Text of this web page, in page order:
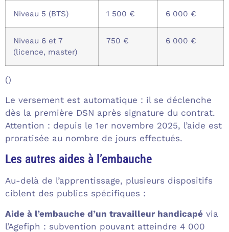
Niveau 5 (BTS) 1 500 € 6 000 €
Niveau 6 et 7
(licence, master)
750 € 6 000 €
()
Le versement est automatique : il se déclenche
dès la première DSN après signature du contrat.
Attention : depuis le 1er novembre 2025, l’aide est
proratisée au nombre de jours effectués.
Les autres aides à l’embauche
Au-delà de l’apprentissage, plusieurs dispositifs
ciblent des publics spécifiques :
Aide à l’embauche d’un travailleur handicapé via
l’Agefiph : subvention pouvant atteindre 4 000